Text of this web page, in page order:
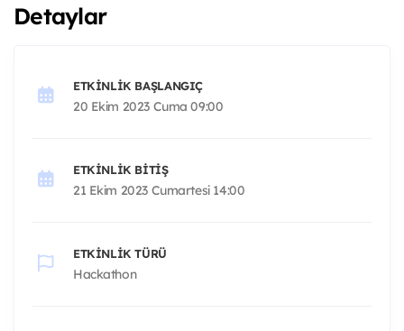
Detaylar
ETKINLIK BAŞLANGIÇ
20 Ekim 2023 Cuma 09:00
ETKINLIK BITIŞ
21 Ekim 2023 Cumartesi 14:00
ETKINLIK TÜRÜ
Hackathon